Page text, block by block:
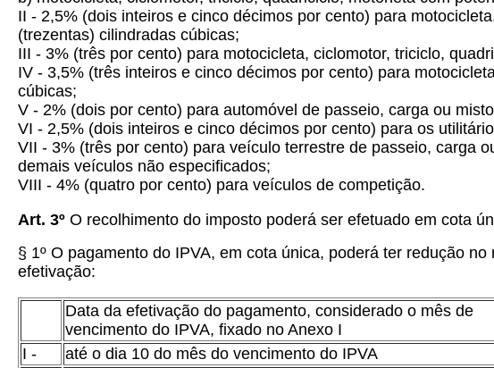
II - 2,5% (dois inteiros e cinco décimos por cento) para
(trezentas) cilindradas cúbicas;
III - 3% (três por cento) para motocicleta, ciclomotor, triciclo,
IV - 3,5% (três inteiros e cinco décimos por cento) para
cúbicas;
V - 2% (dois por cento) para automóvel de passeio, carga ou
VI - 2,5% (dois inteiros e cinco décimos por cento) para os
VII - 3% (três por cento) para veículo terrestre de passeio, carga
demais veículos não especificados;
VIII - 4% (quatro por cento) para veículos de competição.
Art. 3º O recolhimento do imposto poderá ser efetuado em cota
§ 1º O pagamento do IPVA, em cota única, poderá ter redução
efetivação:
Data da efetivação do pagamento, considerado o mês de
vencimento do IPVA, fixado no Anexo I
I - até o dia 10 do mês do vencimento do IPVA